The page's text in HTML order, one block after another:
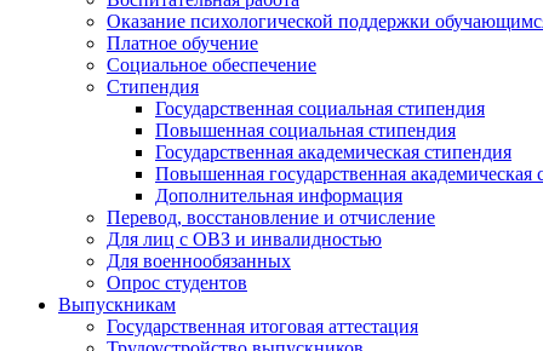
Оказание психологической поддержки
Платное обучение
Социальное обеспечение
Стипендия
Государственная социальная стипендия
Повышенная социальная стипендия
Государственная академическая стипендия
Повышенная государственная академическая
Дополнительная информация
Перевод, восстановление и отчисление
Для лиц с ОВЗ и инвалидностью
Для военнообязанных
Опрос студентов
Выпускникам
Государственная итоговая аттестация